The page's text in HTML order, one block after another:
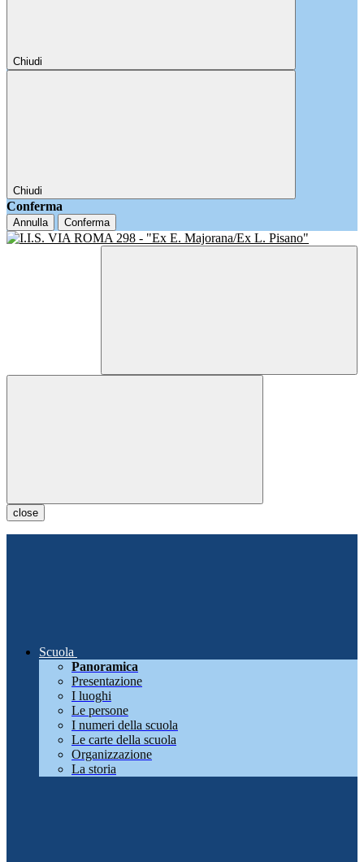
Chiudi
Chiudi
Conferma
Annulla Conferma
close
Scuola
Panoramica
Presentazione
I luoghi
Le persone
I numeri della scuola
Le carte della scuola
Organizzazione
La storia